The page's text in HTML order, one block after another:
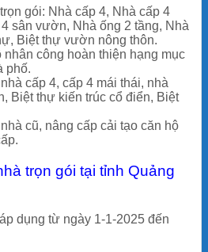
gói: Nhà cấp 4, Nhà cấp 4
sân vườn, Nhà ống 2 tầng, Nhà
Biệt thự vườn nông thôn.
nhân công hoàn thiện hạng mục
phố.
cấp 4, cấp 4 mái thái, nhà
Biệt thự kiến trúc cổ điển, Biệt
cũ, nâng cấp cải tạo căn hộ
trọn gói tại tỉnh Quảng
dụng từ ngày 1-1-2025 đến